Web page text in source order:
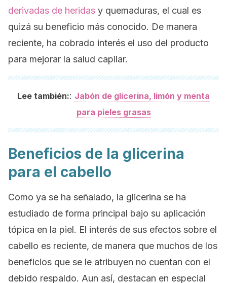
derivadas de heridas y quemaduras, el cual es
quizá su beneficio más conocido. De manera
reciente, ha cobrado interés el uso del producto
para mejorar la salud capilar.
Lee también:: Jabón de glicerina, limón y menta
para pieles grasas
Beneficios de la glicerina
para el cabello
Como ya se ha señalado, la glicerina se ha
estudiado de forma principal bajo su aplicación
tópica en la piel. El interés de sus efectos sobre el
cabello es reciente, de manera que muchos de los
beneficios que se le atribuyen no cuentan con el
debido respaldo. Aun así, destacan en especial